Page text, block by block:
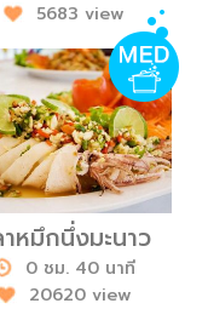
5683 view
หมึกนึ่งมะนาว
0 ชม. 40 นาที
20620 view